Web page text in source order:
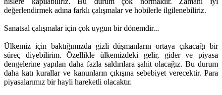
değerlendirmek adına farklı çalışmalar ve hobilerle ilgilenebiliriz.
Sanatsal çalışmalar için çok uygun bir dönemdir...
Ülkemiz için baktığımızda gizli düşmanların ortaya çıkacağı bir
süreç diyebilirim. Özellikle ülkemizdeki gelir, gider ve piyasa
dengelerine yapılan daha fazla saldırılara şahit olacağız. Bu durum
daha katı kurallar ve kanunların çıkışına sebebiyet verecektir. Para
piyasalarımız bir hayli hareketli olacaktır.